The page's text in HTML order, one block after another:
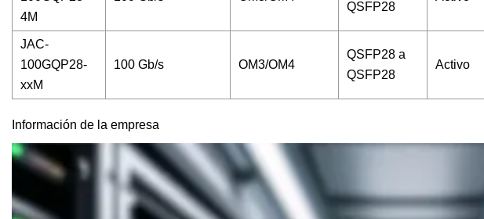
4M
QSFP28
JAC-
100GQP28-
xxM
100 Gb/s OM3/OM4
QSFP28 a
QSFP28
Activo
Información de la empresa